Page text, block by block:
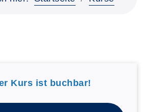
Kurs ist buchbar!